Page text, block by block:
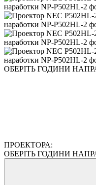
ОБЕРІТЬ ГОДИНИ
ПРОЕКТОРА:
ОБЕРІТЬ ГОДИНИ